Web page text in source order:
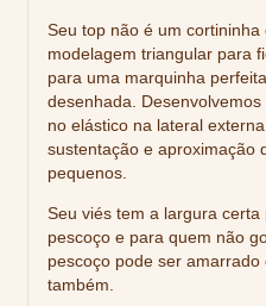
Seu top não é um cortininha
modelagem triangular para
para uma marquinha
desenhada.
no elástico na lateral
sustentação e aproximação
pequenos.
Seu viés tem a largura
pescoço e para quem não
pescoço pode ser
também.